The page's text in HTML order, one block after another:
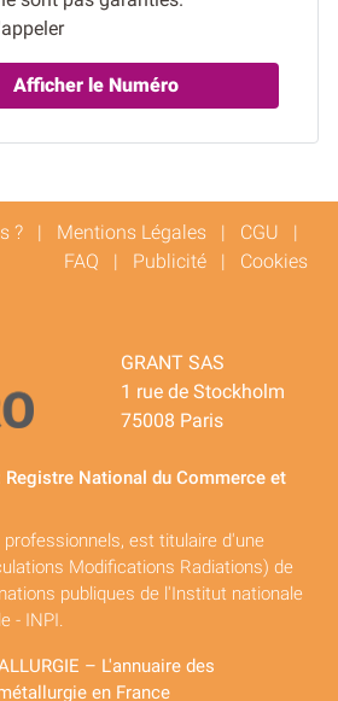
Afficher le Numéro
? | Mentions Légales | CGU |
FAQ | Publicité | Cookies
GRANT SAS
1 rue de Stockholm
75008 Paris
Registre National du Commerce et
professionnels, est titulaire d'une
Modifications Radiations) de
publiques de l'Institut nationale
- INPI.
– L'annuaire des
en France